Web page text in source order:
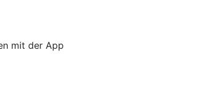
mit der App